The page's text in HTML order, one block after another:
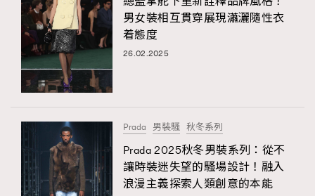
男女裝相互貫穿展現瀟灑隨性衣
着態度
26.02.2025
Prada 男裝騷 秋冬系列
Prada 2025秋冬男裝系列：從不
讓時裝迷失望的騷場設計！融入
浪漫主義探索人類創意的本能